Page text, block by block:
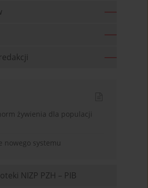
żywienia dla populacji
nowego systemu
NIZP PZH – PIB